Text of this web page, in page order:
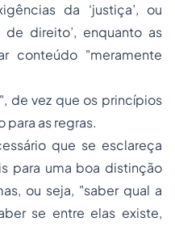
da ‘justiça’, ou
de direito’, enquanto as
conteúdo "meramente
", de vez que os princípios
as regras.
que se esclareça
para uma boa distinção
ou seja, "saber qual a
se entre elas existe,